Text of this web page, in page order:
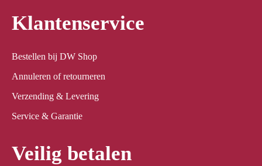
Klantenservice
Bestellen bij DW Shop
Annuleren of retourneren
Verzending & Levering
Service & Garantie
Veilig betalen